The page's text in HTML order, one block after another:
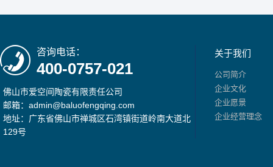
咨询电话：
400-0757-021
佛山市爱空间陶瓷有限责任公司
邮箱：admin@baluofengqing.com
地址：广东省佛山市禅城区石湾镇街道岭南大道北
129号
关于我们
公司简介
企业文化
企业愿景
企业经营理念